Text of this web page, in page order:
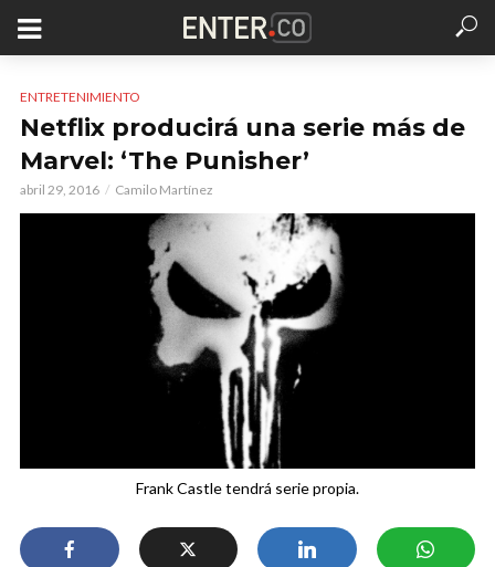
ENTRETENIMIENTO
Netflix producirá una serie más de
Marvel: ‘The Punisher’
abril 29, 2016 Camilo Martínez
Frank Castle tendrá serie propia.